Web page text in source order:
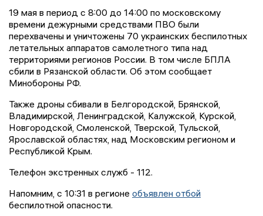
19 мая в период с 8:00 до 14:00 по московскому
времени дежурными средствами ПВО были
перехвачены и уничтожены 70 украинских беспилотных
летательных аппаратов самолетного типа над
территориями регионов России. В том числе БПЛА
сбили в Рязанской области. Об этом сообщает
Минобороны РФ.
Также дроны сбивали в Белгородской, Брянской,
Владимирской, Ленинградской, Калужской, Курской,
Новгородской, Смоленской, Тверской, Тульской,
Ярославской областях, над Московским регионом и
Республикой Крым.
Телефон экстренных служб - 112.
Напомним, с 10:31 в регионе объявлен отбой
беспилотной опасности.